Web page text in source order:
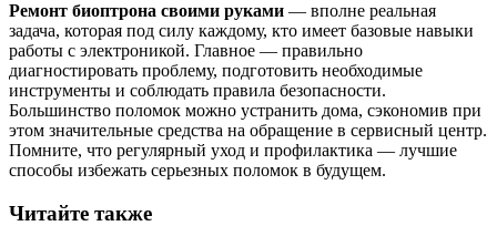
Ремонт биоптрона своими руками — вполне реальная
задача, которая под силу каждому, кто имеет базовые навыки
работы с электроникой. Главное — правильно
диагностировать проблему, подготовить необходимые
инструменты и соблюдать правила безопасности.
Большинство поломок можно устранить дома, сэкономив при
этом значительные средства на обращение в сервисный центр.
Помните, что регулярный уход и профилактика — лучшие
способы избежать серьезных поломок в будущем.
Читайте также